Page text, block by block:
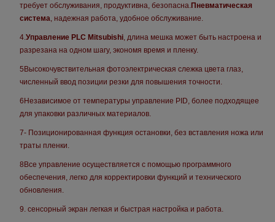
требует обслуживания, продуктивна, безопасна. Пневматическая
система , надежная работа, удобное обслуживание.
4. Управление PLC Mitsubishi , длина мешка может быть настроена и
разрезана на одном шагу, экономя время и пленку.
5Высокочувствительная фотоэлектрическая слежка цвета глаз,
численный ввод позиции резки для повышения точности.
6Независимое от температуры управление PID, более подходящее
для упаковки различных материалов.
7- Позиционированная функция остановки, без вставления ножа или
траты пленки.
8Все управление осуществляется с помощью программного
обеспечения, легко для корректировки функций и технического
обновления.
9. сенсорный экран легкая и быстрая настройка и работа.